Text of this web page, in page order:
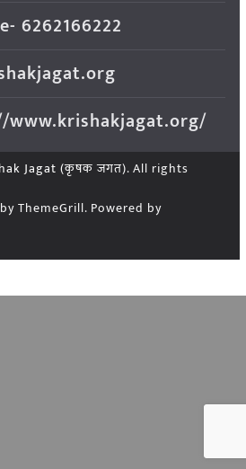
6262166222
www.krishakjagat.org/
Jagat (कृषक जगत). All rights
by ThemeGrill. Powered by